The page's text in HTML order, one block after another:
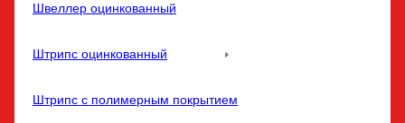
Швеллер оцинкованный
Штрипс оцинкованный
Штрипс с полимерным покрытием